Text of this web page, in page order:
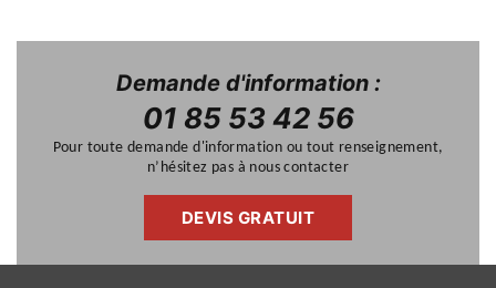
Demande d'information :
01 85 53 42 56
Pour toute demande d'information ou tout renseignement,
n’hésitez pas à nous contacter
DEVIS GRATUIT